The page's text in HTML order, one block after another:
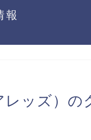
報
レッズ）の